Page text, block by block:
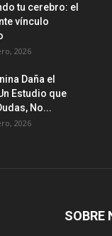
tu cerebro: el
vínculo
2026
Daña el
Estudio que
No...
2026
SOBRE